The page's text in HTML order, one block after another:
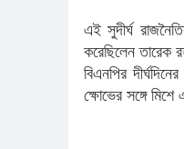
এই সুদীর্ঘ
করেছিলেন তারেক
বিএনপির
ক্ষোভের সঙ্গে